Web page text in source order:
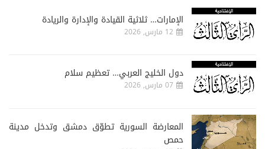
الإمارات… ثلاثية القيادة والإدارة والريادة
12 مارس, 2026
دول الخليج العربي… تعظيم سلام
07 مارس, 2026
المعارضة السورية تطوّق دمشق وتدخل مدينة
حمص